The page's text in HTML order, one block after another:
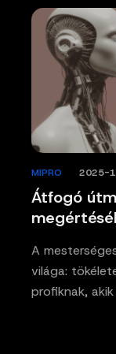
Átfogó
MIPRO 2025-
A
világa:
profiknak,